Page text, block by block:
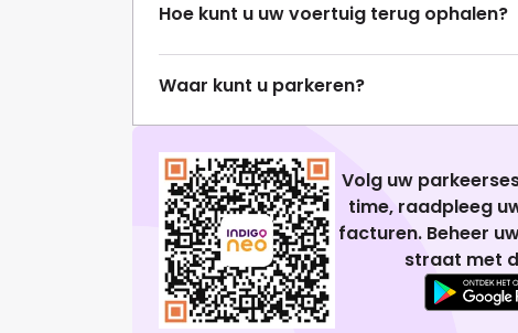
Hoe kunt u uw voertuig terug ophalen?
Waar kunt u parkeren?
Volg uw
time, raadpleeg
facturen. Beheer
straat met